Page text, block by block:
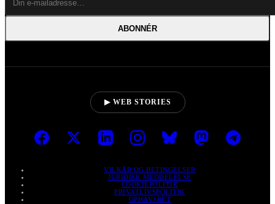
ABONNÉR
▶ WEB STORIES
VILKÅR OG BETINGELSER
JURIDISK MEDDELELSE
COOKIEPOLITIK
PRIVATLIVSPOLITIK
OPHAVSRET